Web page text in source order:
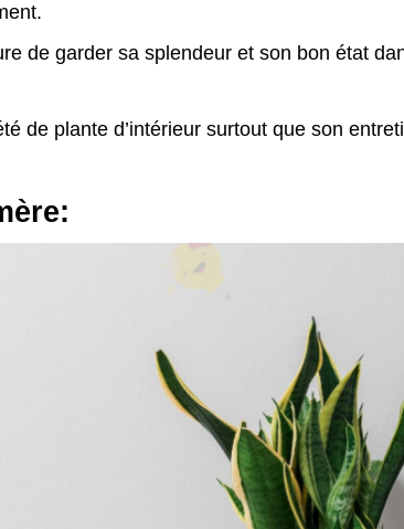
de garder sa splendeur et son bon état
de plante d’intérieur surtout que son